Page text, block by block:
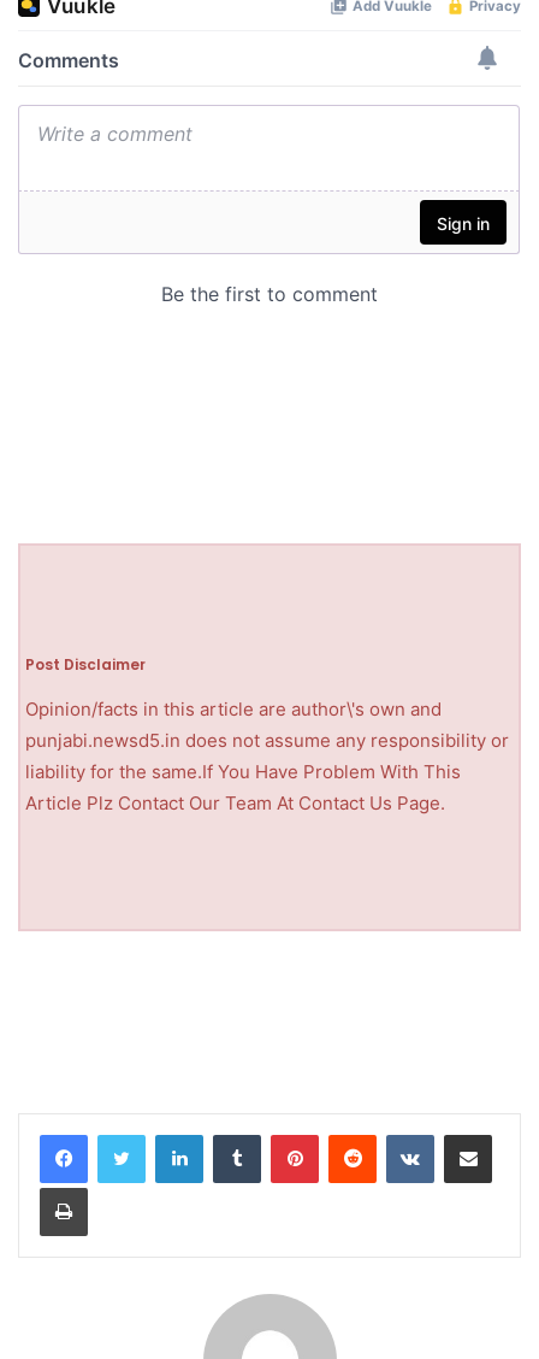
Post Disclaimer
Opinion/facts in this article are author\'s own and
punjabi.newsd5.in does not assume any responsibility or
liability for the same.If You Have Problem With This
Article Plz Contact Our Team At Contact Us Page.